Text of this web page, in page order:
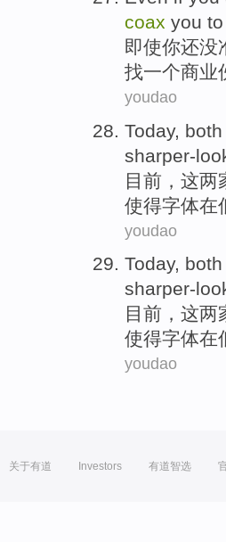
coax you
即使你还没
找一个商业
youdao
Today, both
sharper-
目前 ， 这两
使得字体在
youdao
Today, both
sharper-
目前 ， 这两
使得字体在
youdao
关于有道 Investors 有道智选